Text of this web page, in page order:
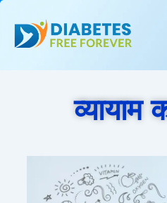
Skip
content
व्यायाम